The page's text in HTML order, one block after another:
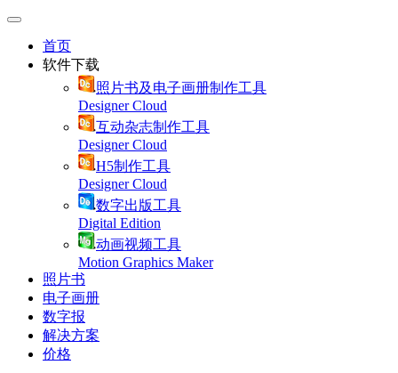
首页
软件下载
照片书及电子画册制作工具
Designer Cloud
互动杂志制作工具
Designer Cloud
H5制作工具
Designer Cloud
数字出版工具
Digital Edition
动画视频工具
Motion Graphics Maker
照片书
电子画册
数字报
解决方案
价格